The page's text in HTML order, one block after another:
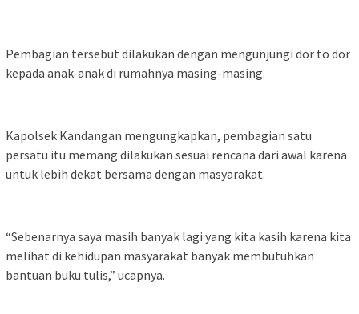
Pembagian tersebut dilakukan dengan mengunjungi dor to dor
kepada anak-anak di rumahnya masing-masing.
Kapolsek Kandangan mengungkapkan, pembagian satu
persatu itu memang dilakukan sesuai rencana dari awal karena
untuk lebih dekat bersama dengan masyarakat.
“Sebenarnya saya masih banyak lagi yang kita kasih karena kita
melihat di kehidupan masyarakat banyak membutuhkan
bantuan buku tulis,” ucapnya.